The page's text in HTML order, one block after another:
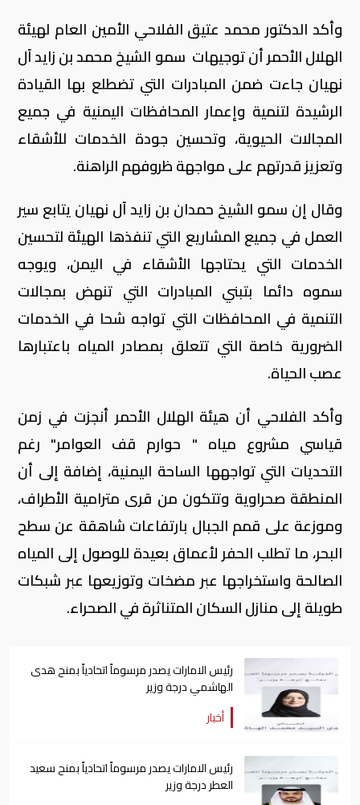
وأكد الدكتور محمد عتيق الفلاحي الأمين العام لهيئة
الهلال الأحمر أن توجيهات سمو الشيخ محمد بن زايد آل
نهيان جاءت ضمن المبادرات التي تضطلع بها القيادة
الرشيدة لتنمية وإعمار المحافظات اليمنية في جميع
المجالات الحيوية، وتحسين جودة الخدمات للأشقاء
وتعزيز قدرتهم على مواجهة ظروفهم الراهنة.
وقال إن سمو الشيخ حمدان بن زايد آل نهيان يتابع سير
العمل في جميع المشاريع التي تنفذها الهيئة لتحسين
الخدمات التي يحتاجها الأشقاء في اليمن، ويوجه
سموه دائما بتبني المبادرات التي تنهض بمجالات
التنمية في المحافظات التي تواجه شحا في الخدمات
الضرورية خاصة التي تتعلق بمصادر المياه باعتبارها
عصب الحياة.
وأكد الفلاحي أن هيئة الهلال الأحمر أنجزت في زمن
قياسي مشروع مياه " حوارم قف العوامر" رغم
التحديات التي تواجهها الساحة اليمنية، إضافة إلى أن
المنطقة صحراوية وتتكون من قرى مترامية الأطراف،
وموزعة على قمم الجبال بارتفاعات شاهقة عن سطح
البحر، ما تطلب الحفر لأعماق بعيدة للوصول إلى المياه
الصالحة واستخراجها عبر مضخات وتوزيعها عبر شبكات
طويلة إلى منازل السكان المتناثرة في الصحراء.
رئيس الامارات يصدر مرسوماً اتحادياً بمنح هدى
الهاشمي درجة وزير
أخبار
رئيس الامارات يصدر مرسوماً اتحادياً بمنح سعيد
العطر درجة وزير